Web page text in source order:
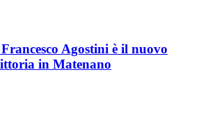
Agostini è il nuovo
in Matenano